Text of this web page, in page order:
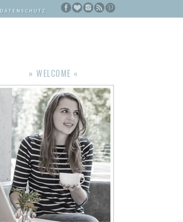
DATENSCHUTZ
» WELCOME «